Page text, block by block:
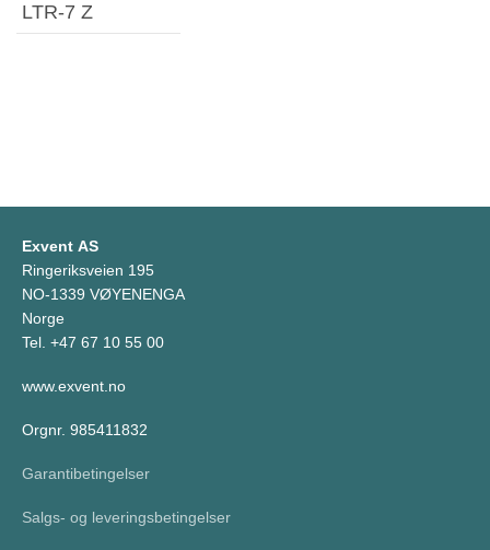
LTR-7 Z
Exvent AS
Ringeriksveien 195
NO-1339 VØYENENGA
Norge
Tel. +47 67 10 55 00
www.exvent.no
Orgnr. 985411832
Garantibetingelser
Salgs- og leveringsbetingelser